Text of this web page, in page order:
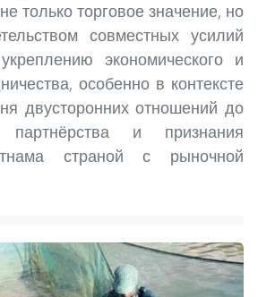
только торговое значение, но
совместных усилий
экономического и
особенно в контексте
двусторонних отношений до
партнёрства и признания
страной с рыночной